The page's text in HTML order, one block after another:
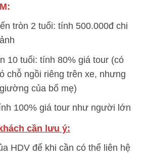
2 tuổi: tính 500.000đ chi
10 tuổi: tính 80% giá tour (có
chỗ ngồi riêng trên xe, nhưng
của bố mẹ)
100% giá tour như người lớn
cần lưu ý:
HDV để khi cần có thể liên hệ